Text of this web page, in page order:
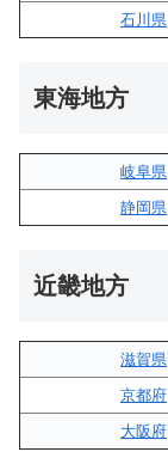
石川県
東海地方
岐阜県
静岡県
近畿地方
滋賀県
京都府
大阪府